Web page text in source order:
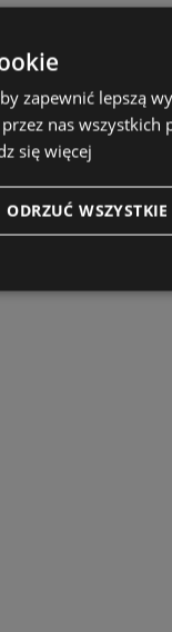
zapewnić lepszą
nas
się więcej
ODRZUĆ WSZYSTKIE